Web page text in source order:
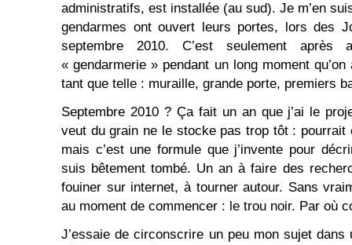
administratifs, est installée (au sud). Je m’en
gendarmes ont ouvert leurs portes, lors des
septembre 2010. C’est seulement
« gendarmerie » pendant un long moment
tant que telle : muraille, grande porte, premiers
Septembre 2010 ? Ça fait un an que j’ai le
veut du grain ne le stocke pas trop tôt : pourrait
mais c’est une formule que j’invente pour
suis bêtement tombé. Un an à faire des
fouiner sur internet, à tourner autour. Sans
au moment de commencer : le trou noir. Par où
J’essaie de circonscrire un peu mon sujet